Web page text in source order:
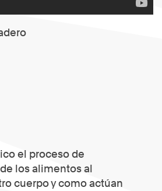
el proceso de
los alimentos al
cuerpo y como actúan